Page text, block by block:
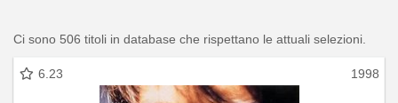
Ci sono 506 titoli in database che rispettano le attuali selezioni.
6.23 1998